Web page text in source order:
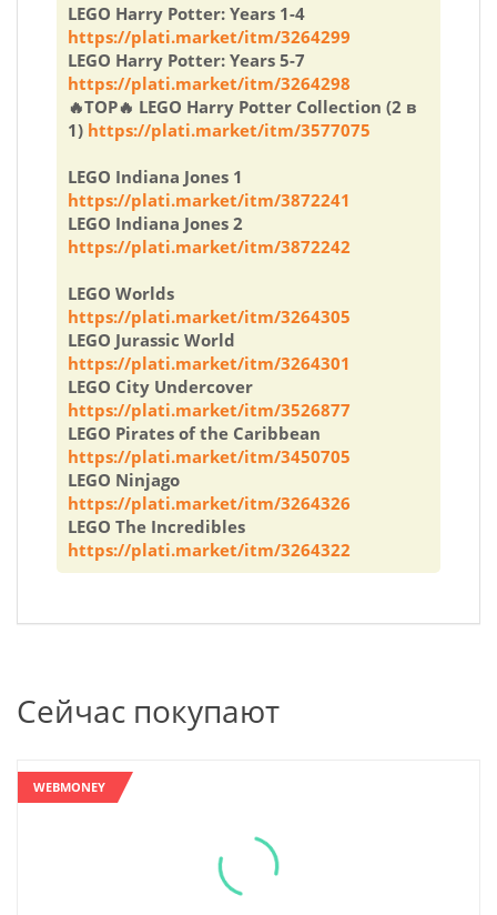
LEGO Harry Potter: Years 1-4
https://plati.market/itm/3264299
LEGO Harry Potter: Years 5-7
https://plati.market/itm/3264298
🔥TOP🔥 LEGO Harry Potter Collection (2 в
1) https://plati.market/itm/3577075
LEGO Indiana Jones 1
https://plati.market/itm/3872241
LEGO Indiana Jones 2
https://plati.market/itm/3872242
LEGO Worlds
https://plati.market/itm/3264305
LEGO Jurassic World
https://plati.market/itm/3264301
LEGO City Undercover
https://plati.market/itm/3526877
LEGO Pirates of the Caribbean
https://plati.market/itm/3450705
LEGO Ninjago
https://plati.market/itm/3264326
LEGO The Incredibles
https://plati.market/itm/3264322
Сейчас покупают
WEBMONEY